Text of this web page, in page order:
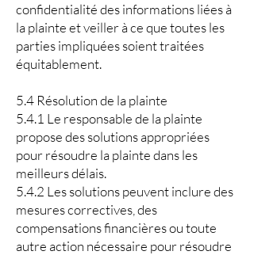
confidentialité des informations liées à
la plainte et veiller à ce que toutes les
parties impliquées soient traitées
équitablement.
5.4 Résolution de la plainte
5.4.1 Le responsable de la plainte
propose des solutions appropriées
pour résoudre la plainte dans les
meilleurs délais.
5.4.2 Les solutions peuvent inclure des
mesures correctives, des
compensations financières ou toute
autre action nécessaire pour résoudre